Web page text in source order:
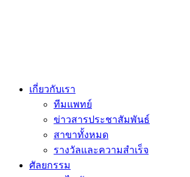
เกี่ยวกับเรา
ทีมแพทย์
ข่าวสารประชาสัมพันธ์
สาขาทั้งหมด
รางวัลและความสำเร็จ
ศัลยกรรม